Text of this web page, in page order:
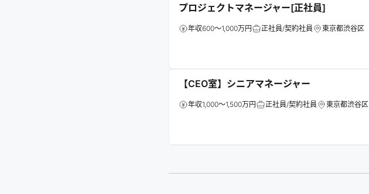
プロジェクトマネージャー[正社員]
年収600～1,000万円 正社員/契約社員 東京都渋谷区
【CEO室】シニアマネージャー
年収1,000～1,500万円 正社員/契約社員 東京都渋谷区